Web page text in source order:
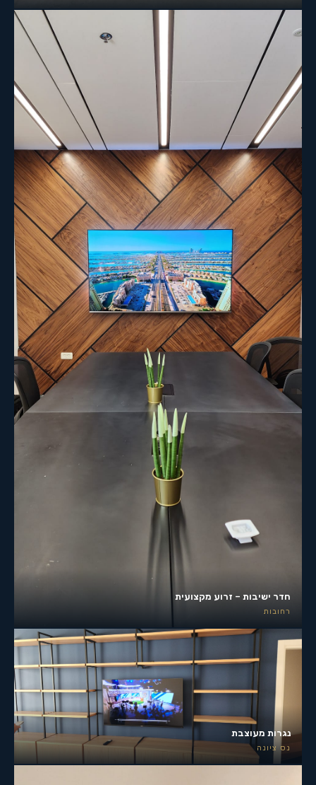
חדר ישיבות – זרוע מקצועית
רחובות
נגרות מעוצבת
נס ציונה